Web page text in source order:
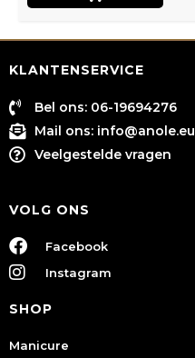
KLANTENSERVICE
Bel ons: 06-19694276
Mail ons: info@anole.eu
Veelgestelde vragen
VOLG ONS
Facebook
Instagram
SHOP
Manicure